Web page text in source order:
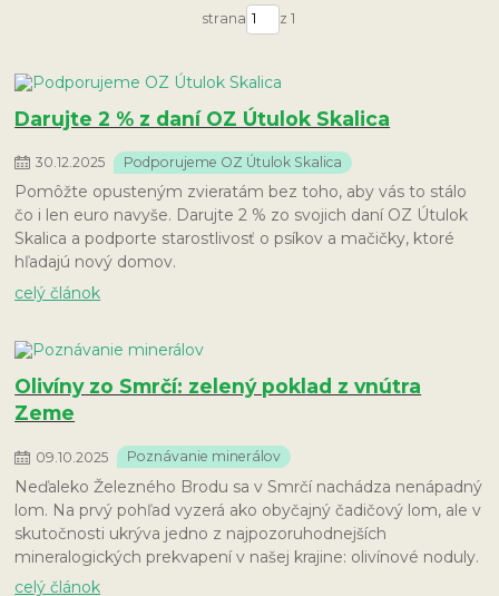
strana z 1
Darujte 2 % z daní OZ Útulok Skalica
30.12.2025 Podporujeme OZ Útulok Skalica
Pomôžte opusteným zvieratám bez toho, aby vás to stálo
čo i len euro navyše. Darujte 2 % zo svojich daní OZ Útulok
Skalica a podporte starostlivosť o psíkov a mačičky, ktoré
hľadajú nový domov.
celý článok
Olivíny zo Smrčí: zelený poklad z vnútra
Zeme
09 10 2025 Poznávanie minerálov
Neďaleko Železného Brodu sa v Smrčí nachádza nenápadný
lom. Na prvý pohľad vyzerá ako obyčajný čadičový lom, ale v
skutočnosti ukrýva jedno z najpozoruhodnejších
mineralogických prekvapení v našej krajine: olivínové noduly.
celý článok